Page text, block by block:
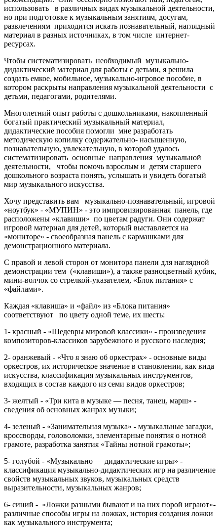
использовать в различных видах музыкальной деятельности,
но при подготовке к музыкальным занятиям, досугам,
развлечениям приходится искать познавательный, наглядный
материал в разных источниках, в том числе интернет-
ресурсах.
Чтобы систематизировать необходимый музыкально-
дидактический материал для работы с детьми, я решила
создать емкое, мобильное, музыкально-игровое пособие, в
котором раскрыты направления музыкальной деятельности с
детьми, педагогами, родителями.
Многолетний опыт работы с дошкольниками, накопленный
богатый практический музыкальный материал,
дидактические пособия помогли мне разработать
методическую копилку содержательно- насыщенную,
познавательную, увлекательную, в которой удалось
систематизировать основные направления музыкальной
деятельности, чтобы помочь взрослым и детям старшего
дошкольного возраста понять, услышать и увидеть богатый
мир музыкального искусства.
Хочу представить вам музыкально-познавательный, игровой
«ноутбук» - «МУПИН» - это импровизированная панель, где
расположены «клавиши» по цветам радуги. Они содержат
игровой материал для детей, который выставляется на
«мониторе» - своеобразная панель с кармашками для
демонстрационного материала.
С правой и левой сторон от монитора панели для наглядной
демонстрации тем («клавиши»), а также разноцветный кубик,
мини-волчок со стрелкой-указателем, «Блок питания» с
«файлами».
Каждая «клавиша» и «файл» из «Блока питания»
соответствуют по цвету одной теме, их шесть:
1- красный - «Шедевры мировой классики» - произведения
композиторов-классиков зарубежного и русского наследия;
2- оранжевый - «Что я знаю об оркестрах» - основные виды
оркестров, их историческое значение в становлении, как вида
искусства, классификация музыкальных инструментов,
входящих в состав каждого из семи видов оркестров;
3- желтый - «Три кита в музыке — песня, танец, марш» -
сведения об основных жанрах музыки;
4- зеленый - «Занимательная музыка» - музыкальные загадки,
кроссворды, головоломки, элементарные понятия о нотной
грамоте, разработка занятия «Тайны нотной грамоты»;
5- голубой - «Музыкально — дидактические игры» -
классификация музыкально-дидактических игр на различение
свойств музыкальных звуков, музыкальных средств
выразительности, музыкальных жанров;
6- синий - «Ложки разными бывают и на них порой играют»-
различные способы игры на ложках, история создания ложки
как музыкального инструмента;